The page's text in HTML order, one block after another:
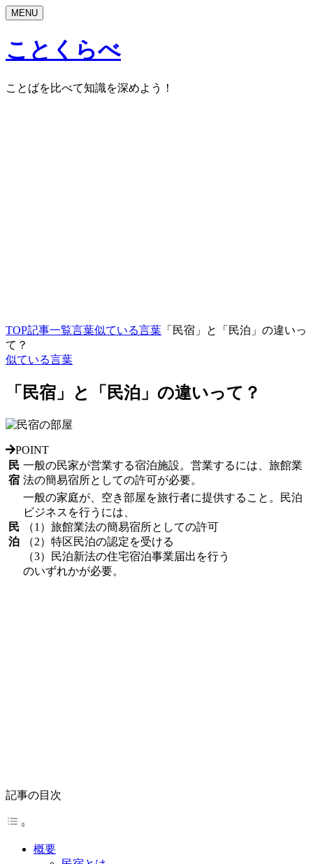
MENU
ことくらべ
ことばを比べて知識を深めよう！
TOP記事一覧言葉似ている言葉 「民宿」と「民泊」の違いっ
て？
似ている言葉
「民宿」と「民泊」の違いって？
POINT
民
宿
一般の民家が営業する宿泊施設。営業するには、 旅館業
法の簡易宿所としての許可が必要。
民
泊
一般の家庭が、空き部屋を旅行者に提供すること。民泊
ビジネスを行うには、
（1）旅館業法の簡易宿所としての許可
（2） 特区民泊の認定を受ける
（3）
民泊新法の住宅宿泊事業届出を行う
のいずれかが必要。
記事の目次
概要